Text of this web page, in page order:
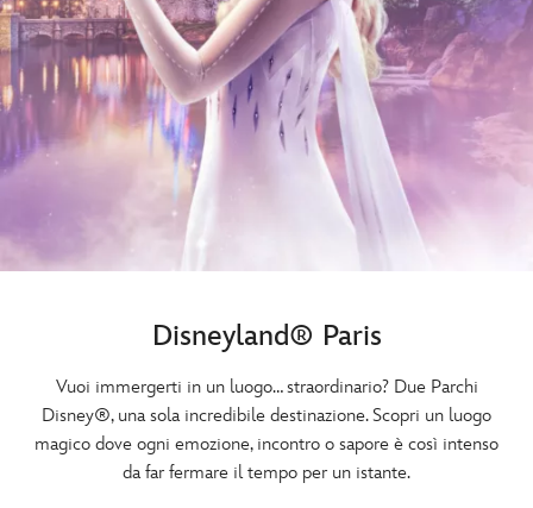
Disneyland® Paris
Vuoi immergerti in un luogo… straordinario? Due Parchi
Disney®, una sola incredibile destinazione. Scopri un luogo
magico dove ogni emozione, incontro o sapore è così intenso
da far fermare il tempo per un istante.